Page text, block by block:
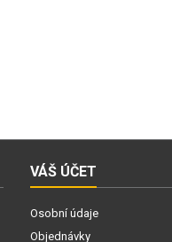
VÁŠ ÚČET
Osobní údaje
Objednávky